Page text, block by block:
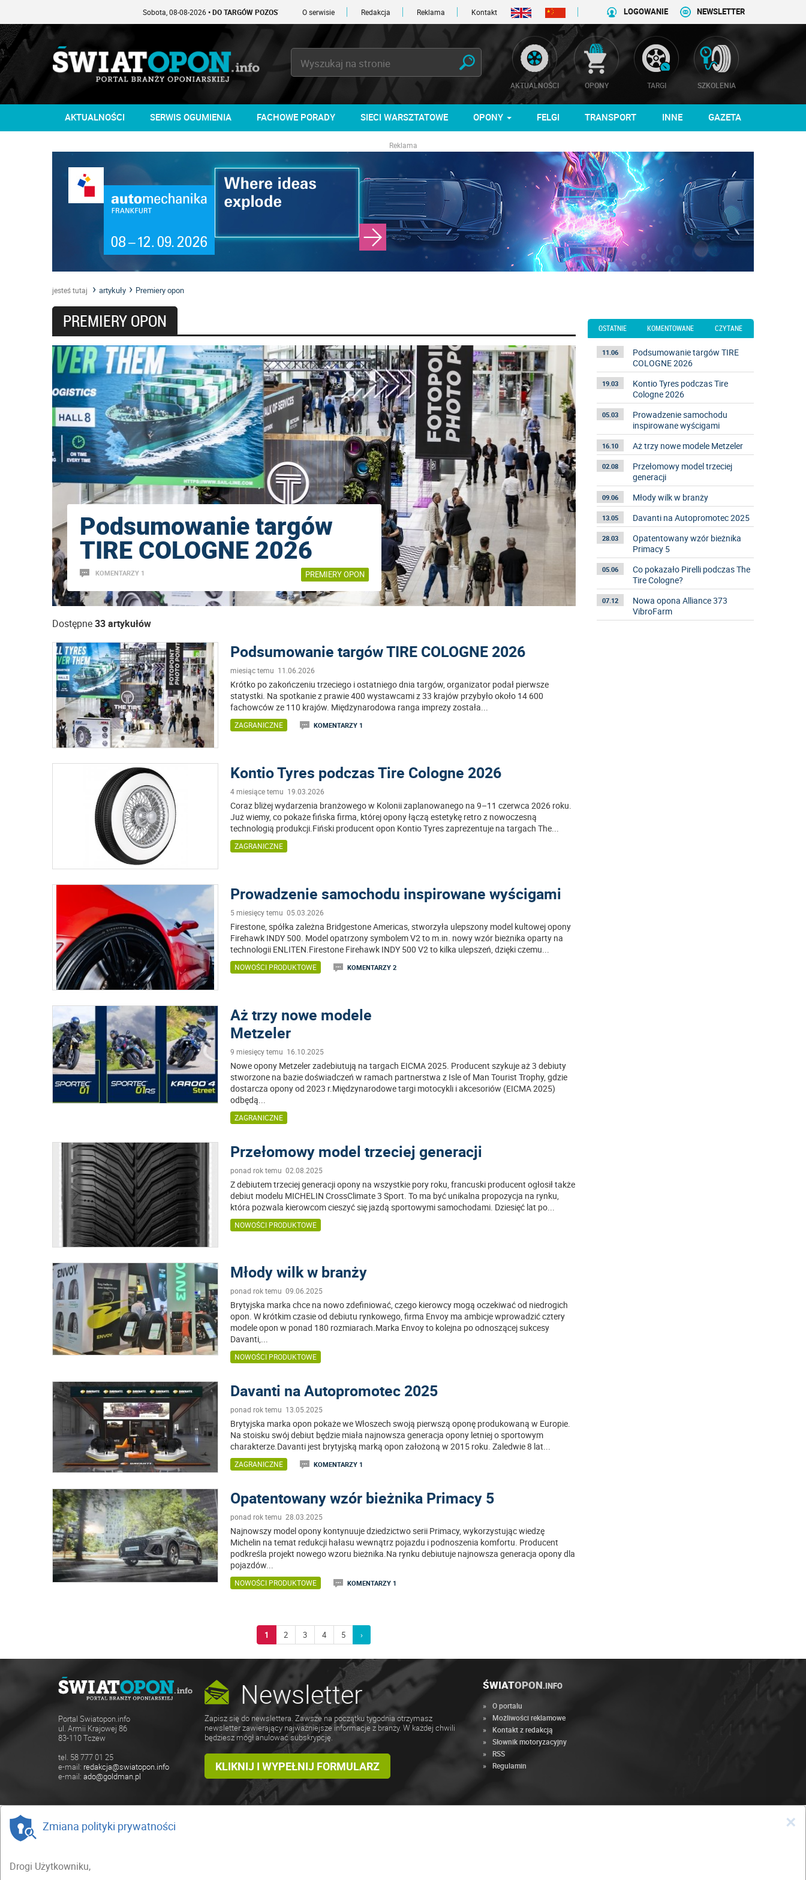
Sobota, 08-08-2026• DO TARGÓW POZOSTAŁO -1 DNI O serwisie Redakcja Reklama Kontakt NEWSLETTER
LOGOWANIE
AKTUALNOŚCI OPONY TARGI SZKOLENIA
AKTUALNOŚCI SERWIS OGUMIENIA FACHOWE PORADY SIECI WARSZTATOWE OPONY FELGI TRANSPORT INNE GAZETA
Reklama
jesteś tutaj artykuły Premiery opon
PREMIERY OPON
Podsumowanie targów
TIRE COLOGNE 2026
KOMENTARZY 1 PREMIERY OPON
Dostępne33 artykułów
Podsumowanie targów TIRE COLOGNE 2026
miesiąc temu 11.06.2026
Krótko po zakończeniu trzeciego i ostatniego dnia targów, organizator podał pierwsze
statystki. Na spotkanie z prawie 400 wystawcami z 33 krajów przybyło około 14 600
fachowców ze 110 krajów. Międzynarodowa ranga imprezy została...
ZAGRANICZNE KOMENTARZY 1
Kontio Tyres podczas Tire Cologne 2026
4 miesiące temu 19.03.2026
Coraz bliżej wydarzenia branżowego w Kolonii zaplanowanego na 9–11 czerwca 2026 roku.
Już wiemy, co pokaże fińska firma, której opony łączą estetykę retro z nowoczesną
technologią produkcji.Fiński producent opon Kontio Tyres zaprezentuje na targach The...
ZAGRANICZNE
Prowadzenie samochodu inspirowane wyścigami
5 miesięcy temu 05.03.2026
Firestone, spółka zależna Bridgestone Americas, stworzyła ulepszony model kultowej opony
Firehawk INDY 500. Model opatrzony symbolem V2 to m.in. nowy wzór bieżnika oparty na
technologii ENLITEN.Firestone Firehawk INDY 500 V2 to kilka ulepszeń, dzięki czemu...
NOWOŚCI PRODUKTOWE KOMENTARZY 2
Aż trzy nowe modele
Metzeler
9 miesięcy temu 16.10.2025
Nowe opony Metzeler zadebiutują na targach EICMA 2025. Producent szykuje aż 3 debiuty
stworzone na bazie doświadczeń w ramach partnerstwa z Isle of Man Tourist Trophy, gdzie
dostarcza opony od 2023 r.Międzynarodowe targi motocykli i akcesoriów (EICMA 2025)
odbędą...
ZAGRANICZNE
Przełomowy model trzeciej generacji
ponad rok temu 02.08.2025
Z debiutem trzeciej generacji opony na wszystkie pory roku, francuski producent ogłosił także
debiut modelu MICHELIN CrossClimate 3 Sport. To ma być unikalna propozycja na rynku,
która pozwala kierowcom cieszyć się jazdą sportowymi samochodami. Dziesięć lat po...
NOWOŚCI PRODUKTOWE
Młody wilk w branży
ponad rok temu 09.06.2025
Brytyjska marka chce na nowo zdefiniować, czego kierowcy mogą oczekiwać od niedrogich
opon. W krótkim czasie od debiutu rynkowego, firma Envoy ma ambicje wprowadzić cztery
modele opon w ponad 180 rozmiarach.Marka Envoy to kolejna po odnoszącej sukcesy
Davanti,...
NOWOŚCI PRODUKTOWE
Davanti na Autopromotec 2025
ponad rok temu 13.05.2025
Brytyjska marka opon pokaże we Włoszech swoją pierwszą oponę produkowaną w Europie.
Na stoisku swój debiut będzie miała najnowsza generacja opony letniej o sportowym
charakterze.Davanti jest brytyjską marką opon założoną w 2015 roku. Zaledwie 8 lat...
ZAGRANICZNE KOMENTARZY 1
Opatentowany wzór bieżnika Primacy 5
ponad rok temu 28.03.2025
Najnowszy model opony kontynuuje dziedzictwo serii Primacy, wykorzystując wiedzę
Michelin na temat redukcji hałasu wewnątrz pojazdu i podnoszenia komfortu. Producent
podkreśla projekt nowego wzoru bieżnika.Na rynku debiutuje najnowsza generacja opony dla
pojazdów...
NOWOŚCI PRODUKTOWE KOMENTARZY 1
1 2 3 4 5 ›
OSTATNIE KOMENTOWANE CZYTANE
11.06
Podsumowanie targów TIRE
COLOGNE 2026
19.03
Kontio Tyres podczas Tire
Cologne 2026
05.03
Prowadzenie samochodu
inspirowane wyścigami
16.10 Aż trzy nowe modele Metzeler
02.08
Przełomowy model trzeciej
generacji
09.06 Młody wilk w branży
13.05 Davanti na Autopromotec 2025
28.03
Opatentowany wzór bieżnika
Primacy 5
05.06
Co pokazało Pirelli podczas The
Tire Cologne?
07.12
Nowa opona Alliance 373
VibroFarm
Portal Swiatopon.info
ul. Armii Krajowej 86
83-110 Tczew
tel. 58 777 01 25
e-mail: redakcja@swiatopon.info
e-mail: ado@goldman.pl
Newsletter
Zapisz się do newslettera. Zawsze na początku tygodnia otrzymasz
newsletter zawierający najważniejsze informacje z branży. W każdej chwili
będziesz mógł anulować subskrypcję.
KLIKNIJ I WYPEŁNIJ FORMULARZ
ŚWIATOPON.INFO
O portalu
Możliwości reklamowe
Kontakt z redakcją
Słownik motoryzacyjny
RSS
Regulamin
×
Zmiana polityki prywatności
Drogi Użytkowniku,